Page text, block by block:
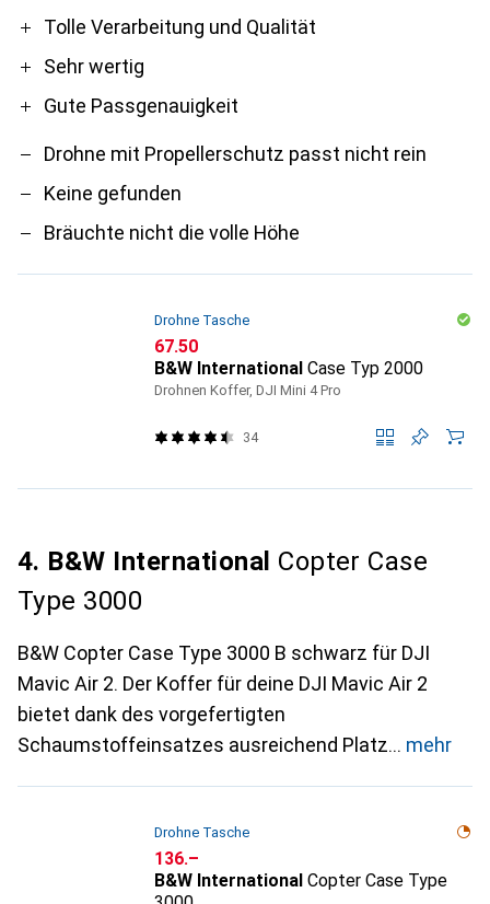
ProTolle Verarbeitung und Qualität
Sehr wertig
Gute Passgenauigkeit
Contra
Drohne mit Propellerschutz passt nicht rein
Keine gefunden
Bräuchte nicht die volle Höhe
Drohne Tasche
CHF
67.50
B&W International Case Typ 2000
Drohnen Koffer, DJI Mini 4 Pro
34
4. B&W International Copter Case
Type 3000
B&W Copter Case Type 3000 B schwarz für DJI
Mavic Air 2. Der Koffer für deine DJI Mavic Air 2
bietet dank des vorgefertigten
Schaumstoffeinsatzes ausreichend Platz
mehr
Drohne Tasche
CHF
136.–
B&W International Copter Case Type